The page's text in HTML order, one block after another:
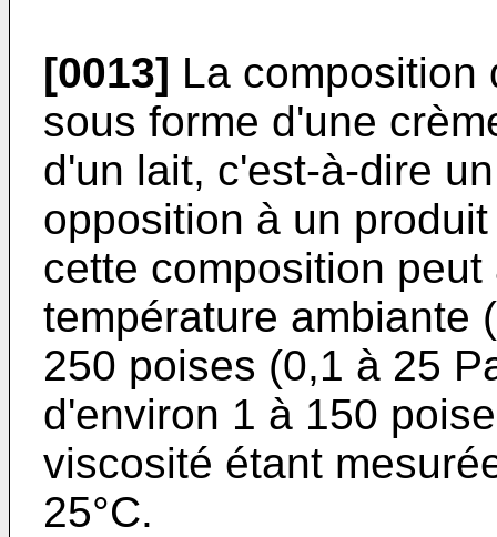
[0013] La composition
sous forme d'une
d'un lait, c'est-à-dire
opposition à un
cette composition
température ambiante
250 poises (0,1 à 25
d'environ 1 à 150
viscosité étant
25°C.